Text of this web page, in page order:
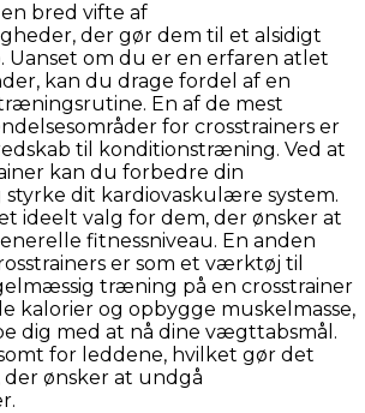
bred vifte af
der gør dem til et alsidigt
om du er en erfaren atlet
kan du drage fordel af en
En af de mest
for crosstrainers er
til konditionstræning. Ved at
kan du forbedre din
dit kardiovaskulære system.
ideelt valg for dem, der ønsker at
fitnessniveau. En anden
er som et værktøj til
træning på en crosstrainer
kalorier og opbygge muskelmasse,
dig med at nå dine vægttabsmål.
for leddene, hvilket gør det
ønsker at undgå